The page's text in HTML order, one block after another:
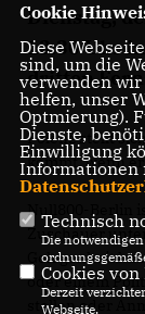
Dienstag,
13.30 Uhr
dritten
Polenz stellt
kommt, wenn er
Null800-Berlin
Zuschauer
Gelegenheit
oder einem
stellen oder
Cookie
Diese
sind, um die
verwenden
helfen, unser
Optmierung).
Dienste,
Einwilligung
Informationen
Technisch
Die
Cookies
Derzeit
Webseite.